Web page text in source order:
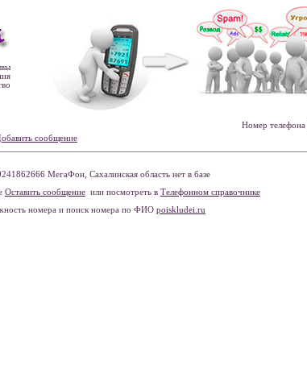
Номер телефона
сообщение
МегаФон, Сахалинская область нет в базе
Оставить сообщение или посмотреть в Телефонном справочнике
номера и поиск номера по ФИО poiskludei.ru